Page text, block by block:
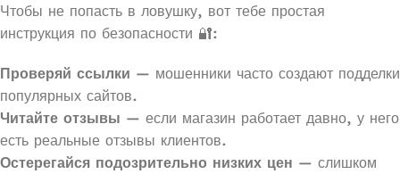
Чтобы не попасть в ловушку, вот тебе простая
инструкция по безопасности 🔐:
Проверяй ссылки — мошенники часто создают подделки
популярных сайтов.
Читайте отзывы — если магазин работает давно, у него
есть реальные отзывы клиентов.
Остерегайся подозрительно низких цен — слишком